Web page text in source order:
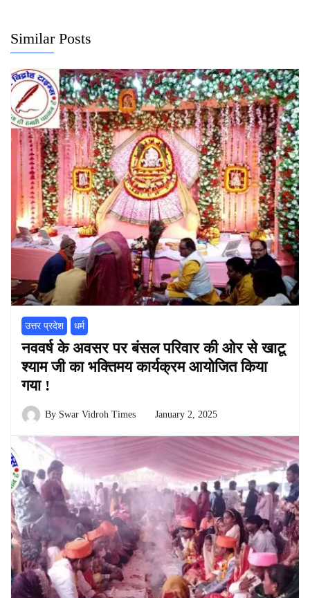
Similar Posts
उत्तर प्रदेश धर्म
नववर्ष के अवसर पर बंसल परिवार की ओर से खाटू
श्याम जी का भक्तिमय कार्यक्रम आयोजित किया
गया !
By Swar Vidroh Times January 2, 2025